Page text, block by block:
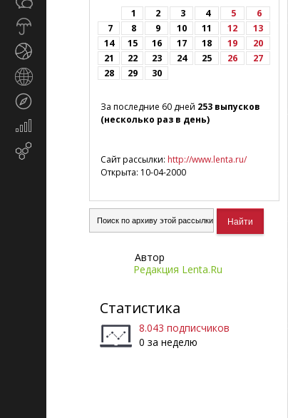
Экономика
маркетинг
1 2 3 4 5
6
7
8 9 10 11 12
13
14
15 16 17 18 19
20
21
22 23 24 25 26
27
28
29 30
За последние 60 дней 253 выпусков
(несколько раз в день)
Сайт рассылки: http://www.lenta.ru/
Открыта: 10-04-2000
Автор
Редакция Lenta.Ru
Статистика
8.043 подписчиков
0 за неделю